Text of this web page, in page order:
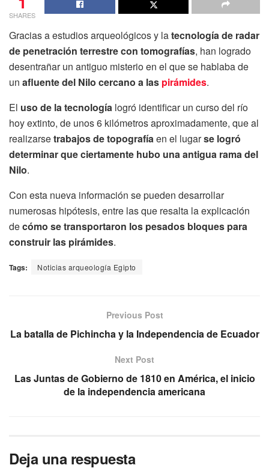
SHARES
Gracias a estudios arqueológicos y latecnología de radar
de penetración terrestre con tomografías, han logrado
desentrañar un antiguo misterio en el que se hablaba de
un afluente del Nilo cercano a las pirámides.
El uso de la tecnología logró identificar un curso del río
hoy extinto, de unos 6 kilómetros aproximadamente, que al
realizarsetrabajos de topografíaen el lugarse logró
determinar que ciertamente hubo una antigua rama del
Nilo.
Con esta nueva información se pueden desarrollar
numerosas hipótesis, entre las que resalta la explicación
decómo se transportaron los pesados bloques para
construir las pirámides.
Tags: Noticias arqueología Egipto
Previous Post
La batalla de Pichincha y la Independencia de Ecuador
Next Post
Las Juntas de Gobierno de 1810 en América, el inicio
de la independencia americana
Deja una respuesta